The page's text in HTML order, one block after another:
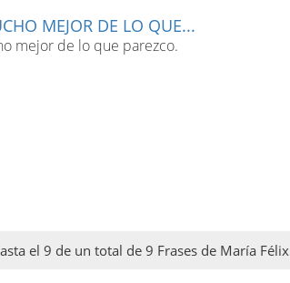
MEJOR DE LO QUE...
mejor de lo que parezco.
el 9 de un total de 9 Frases de María Félix